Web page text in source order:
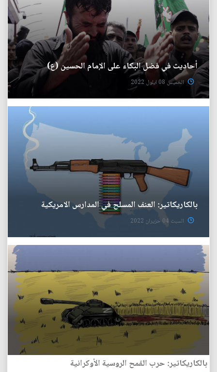
أحاديث في فضل البكاء على الإمام الحسين (ع)
الخميس 08 ايلول 2022
بالكاريكاتير: العنف المسلح في المدارس الامريكية
السبت 04 حزيران 2022
بالكاريكاتير: حرب القمح الروسية الأوكرانية